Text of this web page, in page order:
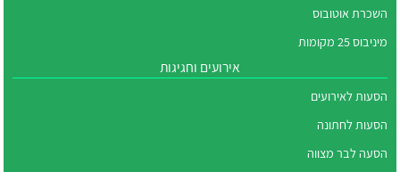
השכרת אוטובוס
מיניבוס 25 מקומות
אירועים וחגיגות
הסעות לאירועים
הסעות לחתונה
הסעה לבר מצווה